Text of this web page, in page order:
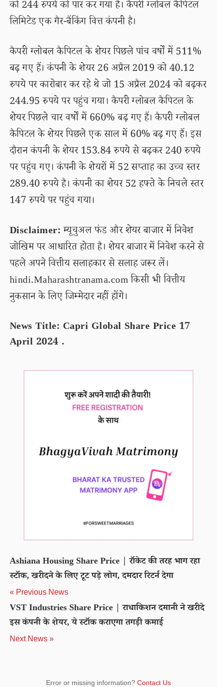
को 244 रुपये को पार कर गया है। कैपरी ग्लोबल कैपिटल
लिमिटेड एक गैर-बैंकिंग वित्त कंपनी है।
कैपरी ग्लोबल कैपिटल के शेयर पिछले पांच वर्षों में 511%
बढ़ गए हैं। कंपनी के शेयर 26 अप्रैल 2019 को 40.12
रुपये पर कारोबार कर रहे थे जो 15 अप्रैल 2024 को बढ़कर
244.95 रुपये पर पहुंच गया। कैपरी ग्लोबल कैपिटल के
शेयर पिछले चार वर्षों में 660% बढ़ गए हैं। कैपरी ग्लोबल
कैपिटल के शेयर पिछले एक साल में 60% बढ़ गए हैं। इस
दौरान कंपनी के शेयर 153.84 रुपये से बढ़कर 240 रुपये
पर पहुंच गए। कंपनी के शेयरों में 52 सप्ताह का उच्च स्तर
289.40 रुपये है। कंपनी का शेयर 52 हफ्ते के निचले स्तर
147 रुपये पर पहुंच गया।
Disclaimer:म्यूचुअल फंड और शेयर बाजार में निवेश
जोखिम पर आधारित होता है। शेयर बाजार में निवेश करने से
पहले अपने वित्तीय सलाहकार से सलाह जरूर लें।
hindi.Maharashtranama.com किसी भी वित्तीय
नुकसान के लिए जिम्मेदार नहीं होंगे।
News Title: Capri Global Share Price 17
April 2024 .
Ashiana Housing Share Price | रॉकेट की तरह भाग रहा
स्टॉक, खरीदने के लिए टूट पड़े लोग, दमदार रिटर्न देगा
« Previous News
VST Industries Share Price | राधाकिशन दमानी ने खरीदे
इस कंपनी के शेयर, ये स्टॉक कराएगा तगड़ी कमाई
Next News »
Error or missing information? Contact Us